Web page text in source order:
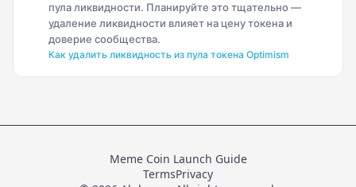
пула ликвидности. Планируйте это тщательно —
удаление ликвидности влияет на цену токена и
доверие сообщества.
Как удалить ликвидность из пула токена Optimism
Meme Coin Launch Guide
TermsPrivacy